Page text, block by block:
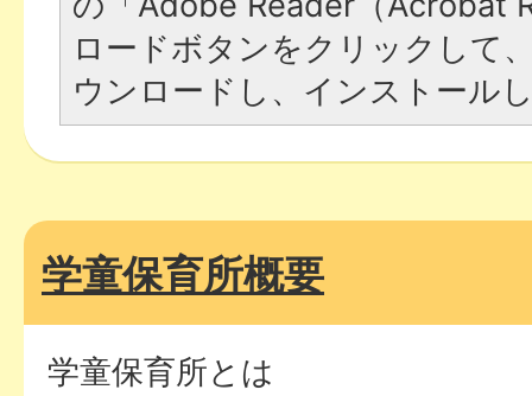
ロードボタンをクリックして
ウンロードし、インストール
学童保育所概要
学童保育所とは